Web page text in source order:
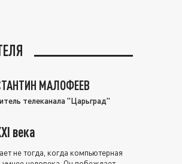
МАЛОФЕЕВ
телеканала "Царьград"
века
не тогда, когда компьютерная